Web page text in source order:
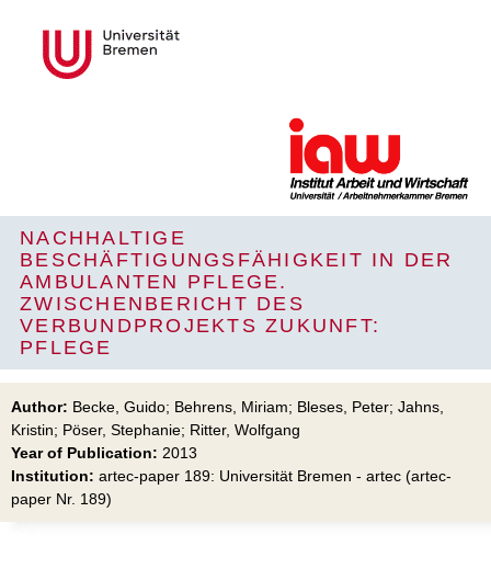
NACHHALTIGE
BESCHÄFTIGUNGSFÄHIGKEIT IN DER
AMBULANTEN PFLEGE.
ZWISCHENBERICHT DES
VERBUNDPROJEKTS ZUKUNFT:
PFLEGE
Author: Becke, Guido; Behrens, Miriam; Bleses, Peter; Jahns,
Kristin; Pöser, Stephanie; Ritter, Wolfgang
Year of Publication: 2013
Institution: artec-paper 189: Universität Bremen - artec (artec-
paper Nr. 189)